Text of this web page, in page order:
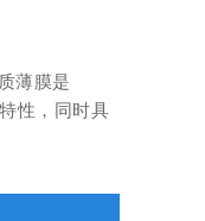
薄膜是
性，同时具